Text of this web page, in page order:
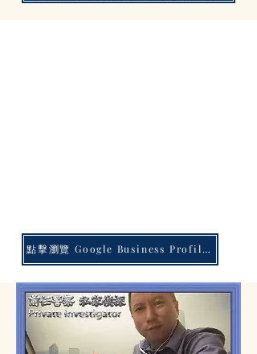
點擊瀏覽 Google Business Profile 客戶評語